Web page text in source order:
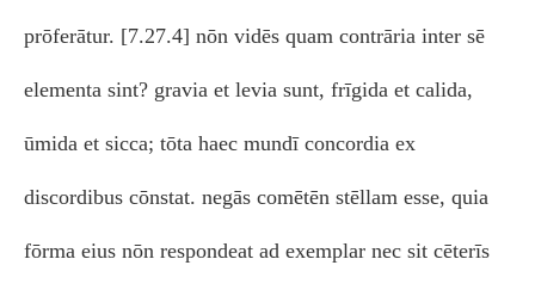
prōferātur. [7.27.4] nōn vidēs quam contrāria inter sē
elementa sint? gravia et levia sunt, frīgida et calida,
ūmida et sicca; tōta haec mundī concordia ex
discordibus cōnstat. negās comētēn stēllam esse, quia
fōrma eius nōn respondeat ad exemplar nec sit cēterīs